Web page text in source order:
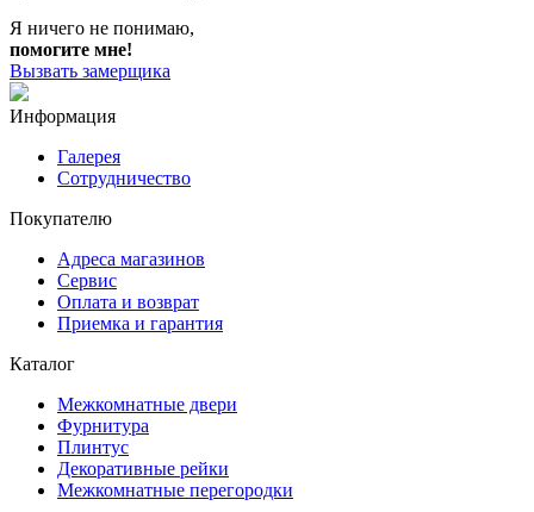
Я ничего не понимаю,
помогите мне!
Вызвать замерщика
Информация
Галерея
Сотрудничество
Покупателю
Адреса магазинов
Сервис
Оплата и возврат
Приемка и гарантия
Каталог
Межкомнатные двери
Фурнитура
Плинтус
Декоративные рейки
Межкомнатные перегородки